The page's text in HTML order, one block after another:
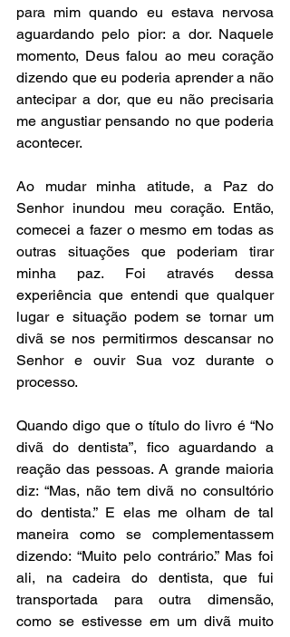
para mim quando eu estava nervosa
aguardando pelo pior: a dor. Naquele
momento, Deus falou ao meu coração
dizendo que eu poderia aprender a não
antecipar a dor, que eu não precisaria
me angustiar pensando no que poderia
acontecer.
Ao mudar minha atitude, a Paz do
Senhor inundou meu coração. Então,
comecei a fazer o mesmo em todas as
outras situações que poderiam tirar
minha paz. Foi através dessa
experiência que entendi que qualquer
lugar e situação podem se tornar um
divã se nos permitirmos descansar no
Senhor e ouvir Sua voz durante o
processo.
Quando digo que o título do livro é “No
divã do dentista”, fico aguardando a
reação das pessoas. A grande maioria
diz: “Mas, não tem divã no consultório
do dentista.” E elas me olham de tal
maneira como se complementassem
dizendo: “Muito pelo contrário.” Mas foi
ali, na cadeira do dentista, que fui
transportada para outra dimensão,
como se estivesse em um divã muito